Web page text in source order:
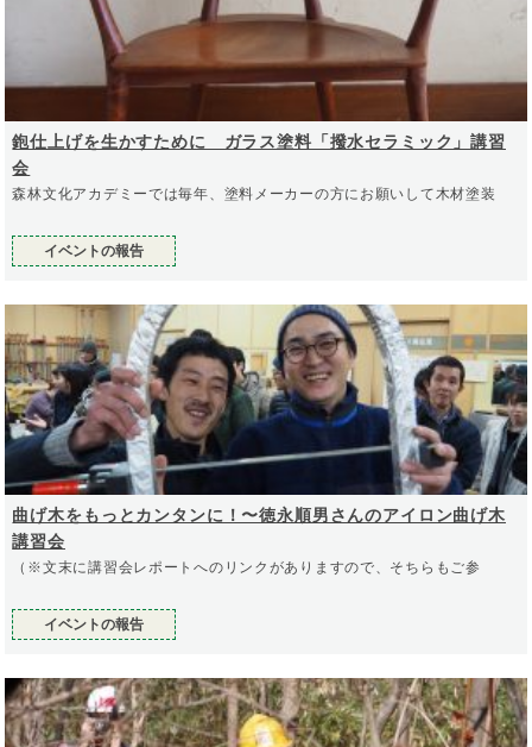
鉋仕上げを生かすために ガラス塗料「撥水セラミック」講習
会
森林文化アカデミーでは毎年、塗料メーカーの方にお願いして木材塗装
イベントの報告
曲げ木をもっとカンタンに！〜徳永順男さんのアイロン曲げ木
講習会
（※文末に講習会レポートへのリンクがありますので、そちらもご参
イベントの報告